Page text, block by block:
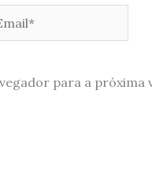
para a próxima